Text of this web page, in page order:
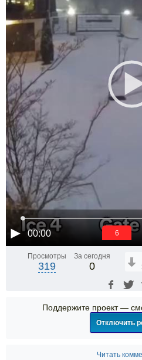
00:00 6
Просмотры
319
За сегодня
0
Поддержите проект —
Отключить
Читать